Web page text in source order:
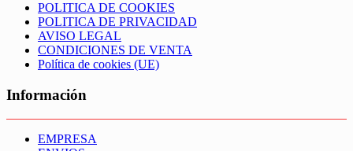
POLITICA DE COOKIES
POLITICA DE PRIVACIDAD
AVISO LEGAL
CONDICIONES DE VENTA
Política de cookies (UE)
Información
EMPRESA